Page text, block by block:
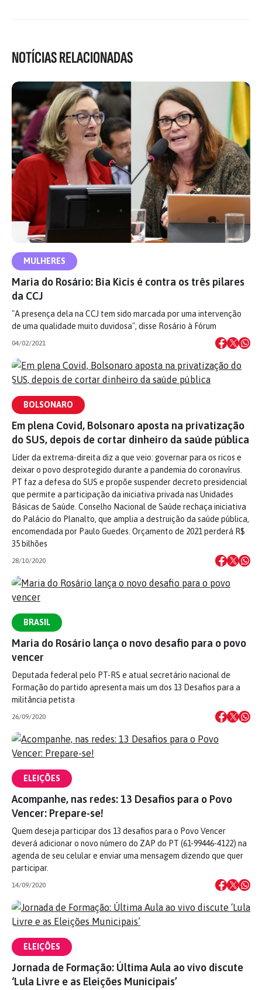
NOTÍCIAS RELACIONADAS
MULHERES
Maria do Rosário: Bia Kicis é contra os três pilares
da CCJ
"A presença dela na CCJ tem sido marcada por uma intervenção
de uma qualidade muito duvidosa", disse Rosário à Fórum
04/02/2021
BOLSONARO
Em plena Covid, Bolsonaro aposta na privatização
do SUS, depois de cortar dinheiro da saúde pública
Líder da extrema-direita diz a que veio: governar para os ricos e
deixar o povo desprotegido durante a pandemia do coronavírus.
PT faz a defesa do SUS e propõe suspender decreto presidencial
que permite a participação da iniciativa privada nas Unidades
Básicas de Saúde. Conselho Nacional de Saúde rechaça iniciativa
do Palácio do Planalto, que amplia a destruição da saúde pública,
encomendada por Paulo Guedes. Orçamento de 2021 perderá R$
35 bilhões
28/10/2020
BRASIL
Maria do Rosário lança o novo desafio para o povo
vencer
Deputada federal pelo PT-RS e atual secretário nacional de
Formação do partido apresenta mais um dos 13 Desafios para a
militância petista
26/09/2020
ELEIÇÕES
Acompanhe, nas redes: 13 Desafios para o Povo
Vencer: Prepare-se!
Quem deseja participar dos 13 desafios para o Povo Vencer
deverá adicionar o novo número do ZAP do PT (61-99446-4122) na
agenda de seu celular e enviar uma mensagem dizendo que quer
participar.
14/09/2020
ELEIÇÕES
Jornada de Formação: Última Aula ao vivo discute
‘Lula Livre e as Eleições Municipais’